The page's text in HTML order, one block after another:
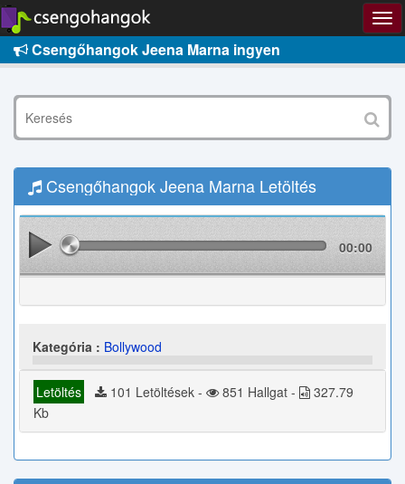
Csengőhangok Jeena Marna ingyen
Csengőhangok Jeena Marna Letöltés
00:00
Kategória : Bollywood
Letöltés 101 Letöltések - 851 Hallgat -
327.79
Kb